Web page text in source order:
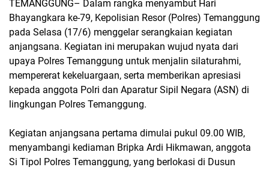
TEMANGGUNG– Dalam rangka menyambut Hari
Bhayangkara ke-79, Kepolisian Resor (Polres) Temanggung
pada Selasa (17/6) menggelar serangkaian kegiatan
anjangsana. Kegiatan ini merupakan wujud nyata dari
upaya Polres Temanggung untuk menjalin silaturahmi,
mempererat kekeluargaan, serta memberikan apresiasi
kepada anggota Polri dan Aparatur Sipil Negara (ASN) di
lingkungan Polres Temanggung.
Kegiatan anjangsana pertama dimulai pukul 09.00 WIB,
menyambangi kediaman Bripka Ardi Hikmawan, anggota
Si Tipol Polres Temanggung, yang berlokasi di Dusun